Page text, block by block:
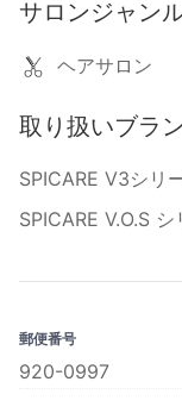
サロンジャン
ヘアサロン
取り扱いブラ
SPICARE V3シリ
SPICARE V.O.S
郵便番号
920-0997